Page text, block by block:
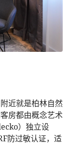
近就是柏林自然
房都由概念艺术
）独立设
防过敏认证，适